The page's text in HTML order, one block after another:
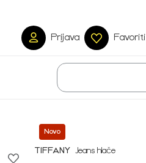
Prijava Favoriti
Novo
TIFFANY
Jeans hlače